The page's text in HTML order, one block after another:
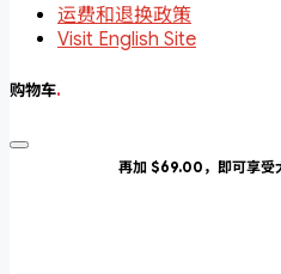
运费和退换政策
Visit English Site
购物车.
再加 $69.00，即可享受